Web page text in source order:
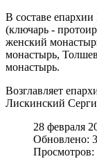
В составе
(ключарь -
женский
монастырь,
монастырь.
Возглавляет
Лискинский
28 февраля
Обновлено:
Просмотров: